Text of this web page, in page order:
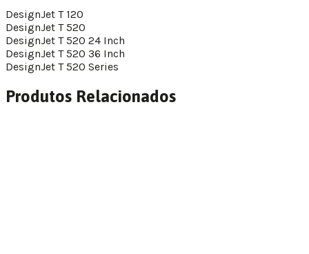
DesignJet T 120
DesignJet T 520
DesignJet T 520 24 Inch
DesignJet T 520 36 Inch
DesignJet T 520 Series
Produtos Relacionados